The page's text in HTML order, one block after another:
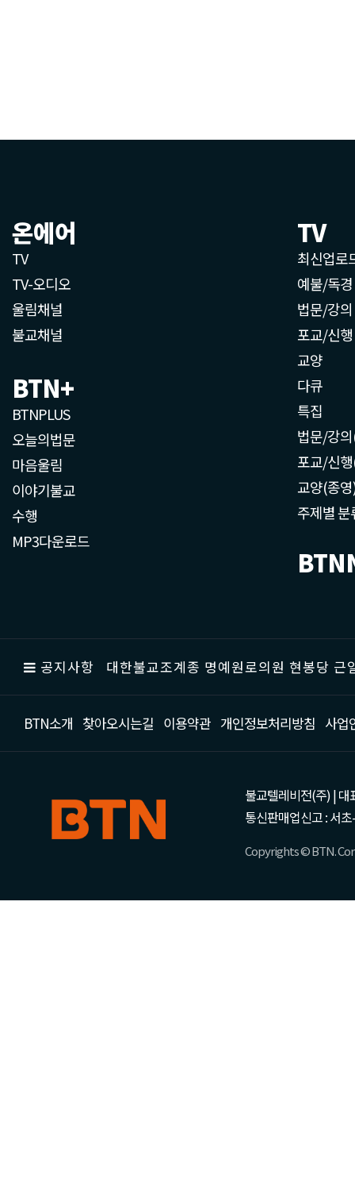
온에어
TV
TV-오디오
울림채널
불교채널
BTN+
BTNPLUS
오늘의법문
마음울림
이야기불교
수행
MP3다운로드
TV
최신업로
예불/독경
법문/강의
포교/신행
교양
다큐
특집
법문/강
포교/신
교양(종
주제별 분
공지사항 대한불교조계종 명예원로의원 현봉당
BTN소개 찾아오시는길 이용약관 개인정보처리방침 사업
불교텔레비전(주) | 대
통신판매업신고 : 서
Copyrights © BTN.